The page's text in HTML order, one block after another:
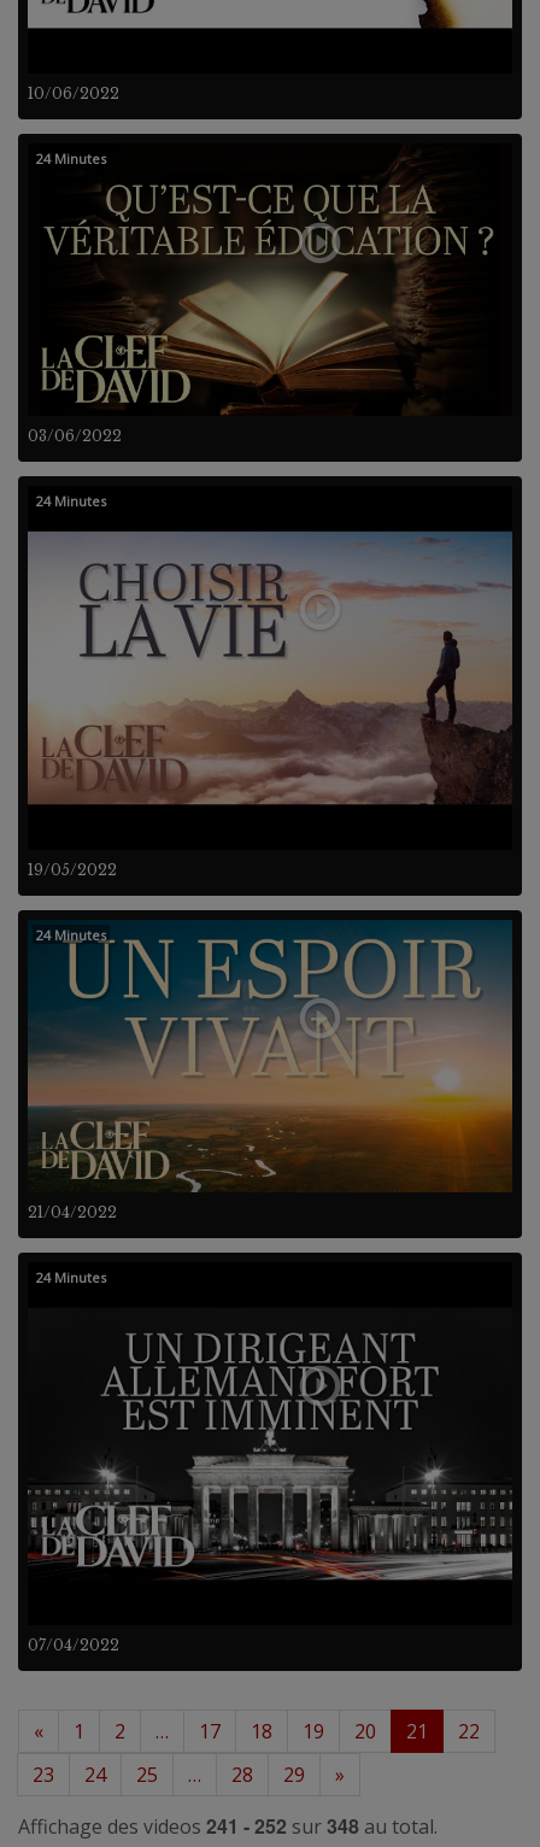
10/06/2022
03/06/2022
24 Minutes
19/05/2022
24 Minutes
21/04/2022
24 Minutes
07/04/2022
24 Minutes
« 1 2 … 17 18 19 20 21
22
23
24 25 … 28 29
»
Affichage des videos 241 - 252 sur348 au total.